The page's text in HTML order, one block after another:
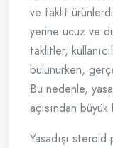
ve taklit
yerine ucuz ve
taklitler,
bulunurken,
Bu nedenle,
açısından
Yasadışı